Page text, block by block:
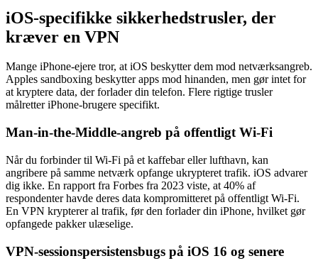
iOS-specifikke sikkerhedstrusler, der
kræver en VPN
Mange iPhone-ejere tror, at iOS beskytter dem mod netværksangreb.
Apples sandboxing beskytter apps mod hinanden, men gør intet for
at kryptere data, der forlader din telefon. Flere rigtige trusler
målretter iPhone-brugere specifikt.
Man-in-the-Middle-angreb på offentligt Wi-Fi
Når du forbinder til Wi-Fi på et kaffebar eller lufthavn, kan
angribere på samme netværk opfange ukrypteret trafik. iOS advarer
dig ikke. En rapport fra Forbes fra 2023 viste, at 40% af
respondenter havde deres data kompromitteret på offentligt Wi-Fi.
En VPN krypterer al trafik, før den forlader din iPhone, hvilket gør
opfangede pakker ulæselige.
VPN-sessionspersistensbugs på iOS 16 og senere